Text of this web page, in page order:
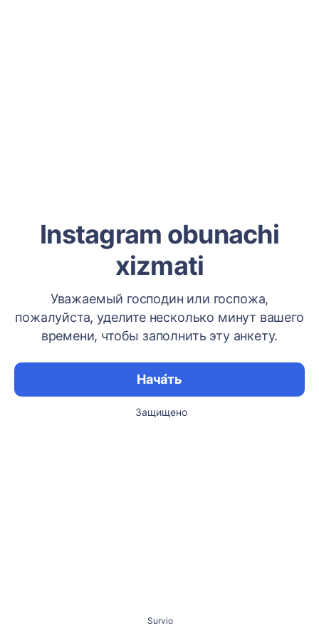
Instagram obunachi
xizmati
Уважаемый господин или госпожа,
пожалуйста, уделите несколько минут вашего
времени, чтобы заполнить эту анкету.
Нача́ть
Защищено
Survio